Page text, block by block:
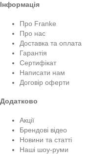
Інформація
Про Franke
Про нас
Доставка та оплата
Гарантія
Сертифікат
Написати нам
Договір оферти
Додатково
Акції
Брендові відео
Новини та статті
Наші шоу-руми